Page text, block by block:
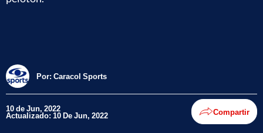
Por: Caracol Sports
10 de Jun, 2022
Actualizado: 10 De Jun, 2022 Compartir